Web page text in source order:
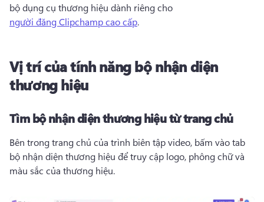
bộ dụng cụ thương hiệu dành riêng cho
người đăng Clipchamp cao cấp.
Vị trí của tính năng bộ nhận diện
thương hiệu
Tìm bộ nhận diện thương hiệu từ trang chủ
Bên trong trang chủ của trình biên tập video, bấm vào tab
bộ nhận diện thương hiệu để truy cập logo, phông chữ và
màu sắc của thương hiệu.